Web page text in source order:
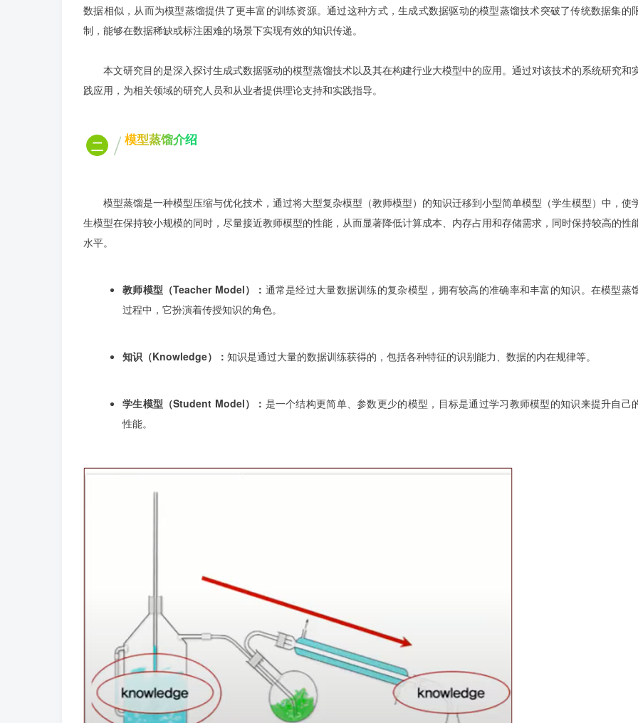
数据相似，从而为模型蒸馏提供了更丰富的训练资源。通过这种方式，生成式数据驱动的模型蒸馏技术突破了传统数据集的
制，能够在数据稀缺或标注困难的场景下实现有效的知识传递。
本文研究目的是深入探讨生成式数据驱动的模型蒸馏技术以及其在构建行业大模型中的应用。通过对该技术的系统研究和
践应用，为相关领域的研究人员和从业者提供理论支持和实践指导。
二 模型蒸馏介绍
模型蒸馏是一种模型压缩与优化技术，通过将大型复杂模型（教师模型）的知识迁移到小型简单模型（学生模型）中，使
生模型在保持较小规模的同时，尽量接近教师模型的性能，从而显著降低计算成本、内存占用和存储需求，同时保持较高的性
水平。
教师模型（Teacher Model）： 通常是经过大量数据训练的复杂模型，拥有较高的准确率和丰富的知识。在模型蒸
过程中，它扮演着传授知识的角色。
知识（Knowledge）： 知识是通过大量的数据训练获得的，包括各种特征的识别能力、数据的内在规律等。
学生模型（Student Model）： 是一个结构更简单、参数更少的模型，目标是通过学习教师模型的知识来提升自己
性能。